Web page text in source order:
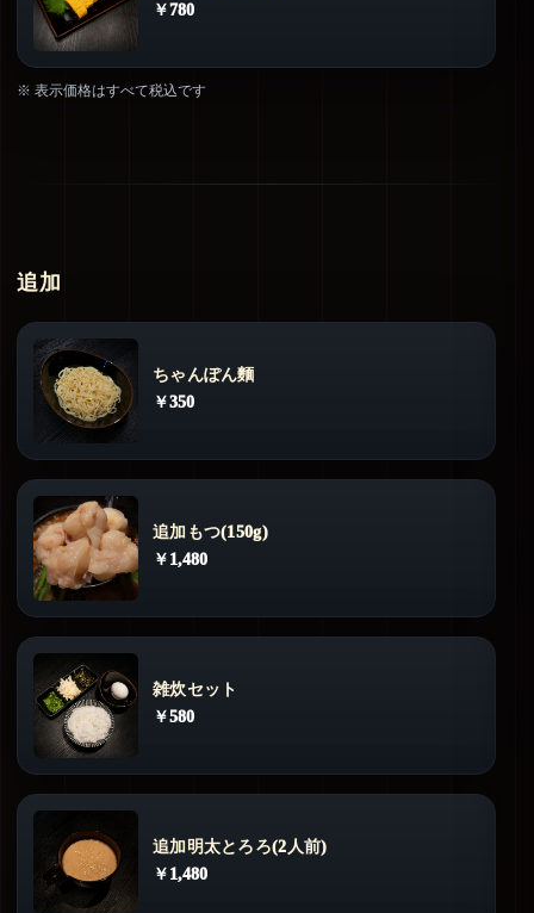
￥780
※ 表示価格はすべて税込です
追加
ちゃんぽん麵
￥350
追加もつ(150g)
￥1,480
雑炊セット
￥580
追加明太とろろ(2人前)
￥1,480